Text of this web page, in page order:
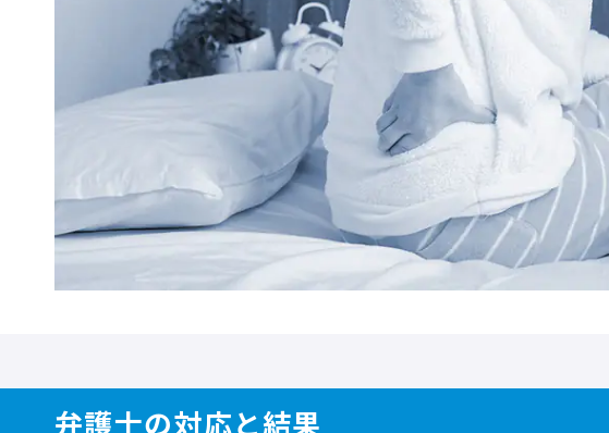
弁護士の対応と結果